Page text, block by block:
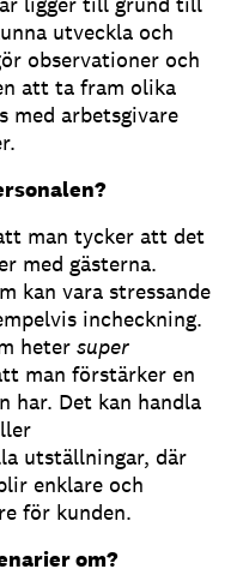
utveckla och
observationer och
att ta fram olika
med arbetsgivare
man tycker att det
med gästerna.
kan vara stressande
incheckning.
heter super
man förstärker en
har. Det kan handla
utställningar, där
enklare och
för kunden.
om?